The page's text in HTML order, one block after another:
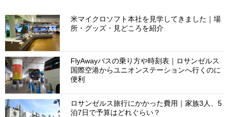
米マイクロソフト本社を見学してきました｜場
所・グッズ・見どころを紹介
FlyAwayバスの乗り方や時刻表｜ロサンゼルス
国際空港からユニオンステーションへ行くのに
便利
ロサンゼルス旅行にかかった費用｜家族3人、5
泊7日で予算はどれぐらい？